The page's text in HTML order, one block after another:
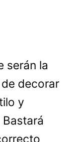
serán la
decorar
y